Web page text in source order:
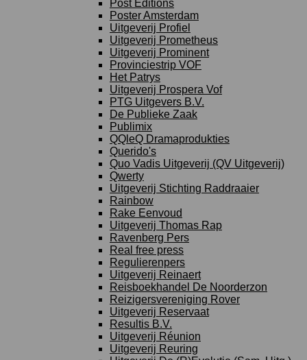
Post Editions
Poster Amsterdam
Uitgeverij Profiel
Uitgeverij Prometheus
Uitgeverij Prominent
Provinciestrip VOF
Het Patrys
Uitgeverij Prospera Vof
PTG Uitgevers B.V.
De Publieke Zaak
Publimix
QQleQ Dramaprodukties
Querido's
Quo Vadis Uitgeverij (QV Uitgeverij)
Qwerty
Uitgeverij Stichting Raddraaier
Rainbow
Rake Eenvoud
Uitgeverij Thomas Rap
Ravenberg Pers
Real free press
Regulierenpers
Uitgeverij Reinaert
Reisboekhandel De Noorderzon
Reizigersvereniging Rover
Uitgeverij Reservaat
Resultis B.V.
Uitgeverij Réunion
Uitgeverij Reuring